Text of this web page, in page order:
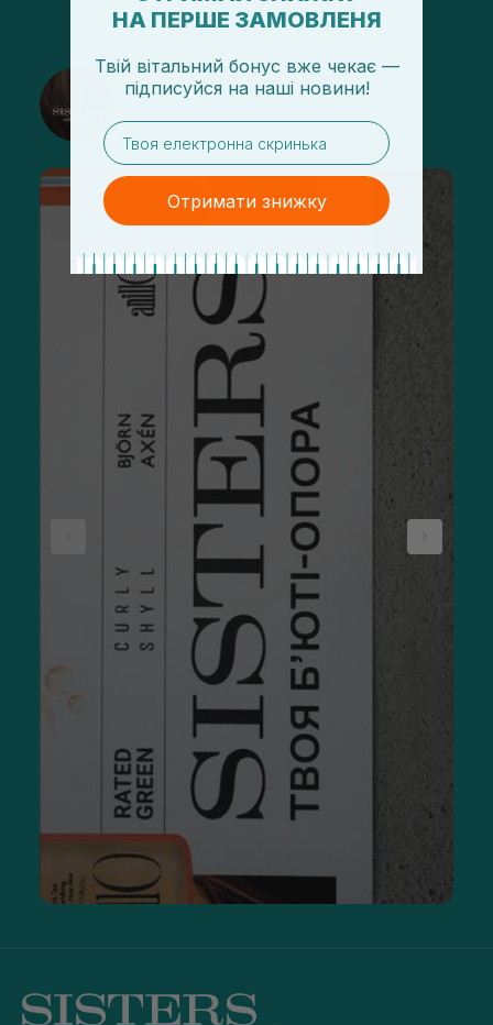
@sisters_stelmakh в Instagram
Підписатися
НА ПЕРШЕ ЗАМОВЛЕНЯ
Твій вітальний бонус вже чекає —
підписуйся на наші новини!
email
Отримати знижку